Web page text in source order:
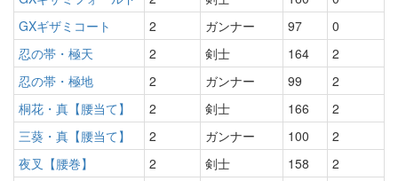
GXギザミコート
2 ガンナー 97
0
忍の帯・極天
2 剣士 164
2
忍の帯・極地
2 ガンナー 99
2
桐花・真【腰当て】
2 剣士 166
2
三葵・真【腰当て】
2 ガンナー 100
2
夜叉【腰巻】
2 剣士 158
2